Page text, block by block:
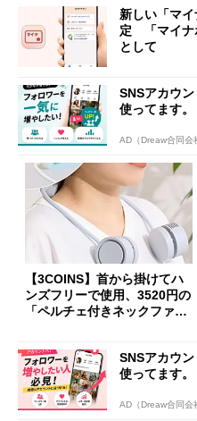
新しい「マ
定 「マイナ
として
SNSアカウ
使ってます。
AD（Dreaw合同会
【3COINS】首から掛けてハ
ンズフリーで使用、3520円の
「ペルチェ付きネックファ
SNSアカウ
使ってます。
AD（Dreaw合同会